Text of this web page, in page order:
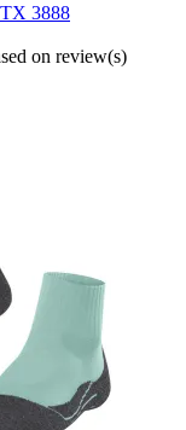
3888
on review(s)